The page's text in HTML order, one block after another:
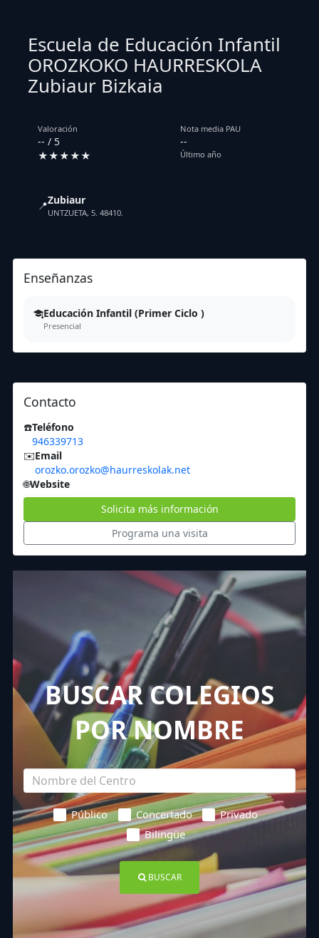
Escuela de Educación Infantil
OROZKOKO HAURRESKOLA
Zubiaur Bizkaia
Valoración
-- / 5
★★★★★
Nota media PAU
--
Último año
📍Zubiaur
UNTZUETA, 5. 48410.
Enseñanzas
Educación Infantil (Primer Ciclo )
Presencial
Contacto
☎️Teléfono
946339713
✉️Email
orozko.orozko@haurreskolak.net
🌐Website
Solicita más información
Programa una visita
BUSCAR COLEGIOS
POR NOMBRE
Público Concertado
Privado
Bilingüe
BUSCAR